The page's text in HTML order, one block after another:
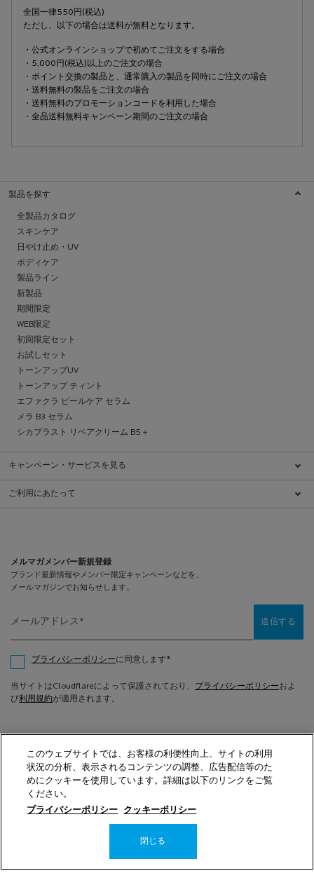
全国一律550円(税込)
ただし、以下の場合は送料が無料となります。
・公式オンラインショップで初めてご注文をする場合
・5,000円(税込)以上のご注文の場合
・ポイント交換の製品と、通常購入の製品を同時にご注文の場合
・送料無料の製品をご注文の場合
・送料無料のプロモーションコードを利用した場合
・全品送料無料キャンペーン期間のご注文の場合
製品を探す
全製品カタログ
スキンケア
日やけ止め・UV
ボディケア
製品ライン
新製品
期間限定
WEB限定
初回限定セット
お試しセット
トーンアップUV
トーンアップ ティント
エファクラ ピールケア セラム
メラ B3 セラム
シカプラスト リペアクリーム B5＋
キャンペーン・サービスを見る
キャンペーン一覧
ショッピングガイド
メンバーシッププログラム
ご利用にあたって
プライバシーポリシー
プライバシーポリシー（医療従事者向け）
お問い合わせ
サイトマップ
メルマガメンバー新規登録
メールアドレス * 送信する
プライバシーポリシーに同意します*
当サイトはCloudflareによって保護されており、 プライバシーポリシーおよ
び利用規約が適用されます。
お問い合わせフォームは
こちら
0120-303-084（フリーダイヤル）
月曜-土曜 9:00-18:00（日・祝休）
選べるお支払い方法
このウェブサイトでは、お客様の利便性向上、サイトの利用
状況の分析、表示されるコンテンツの調整、広告配信等のた
めにクッキーを使用しています。詳細は以下のリンクをご覧
ください。
プライバシーポリシー
クッキーポリシー
閉じる